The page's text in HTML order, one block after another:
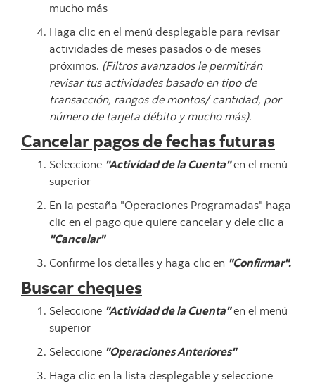
mucho más
Haga clic en el menú desplegable para revisar
actividades de meses pasados o de meses
próximos. (Filtros avanzados le permitirán
revisar tus actividades basado en tipo de
transacción, rangos de montos/ cantidad, por
número de tarjeta débito y mucho más).
Cancelar pagos de fechas futuras
Seleccione "Actividad de la Cuenta"en el menú
superior
En la pestaña "Operaciones Programadas" haga
clic en el pago que quiere cancelar y dele clic a
"Cancelar"
Confirme los detalles y haga clic en "Confirmar".
Buscar cheques
Seleccione "Actividad de la Cuenta"en el menú
superior
Seleccione "Operaciones Anteriores"
Haga clic en la lista desplegable y seleccione